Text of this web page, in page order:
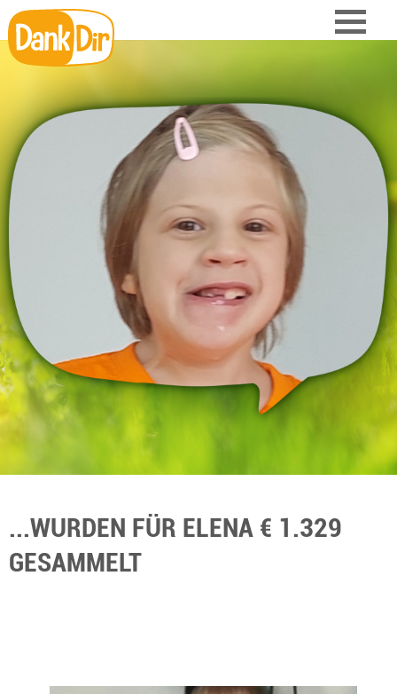
...WURDEN FÜR ELENA € 1.329
GESAMMELT